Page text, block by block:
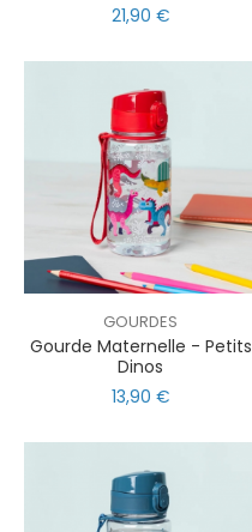
21,90 €
GOURDES
Gourde Maternelle - Petits
Dinos
13,90 €